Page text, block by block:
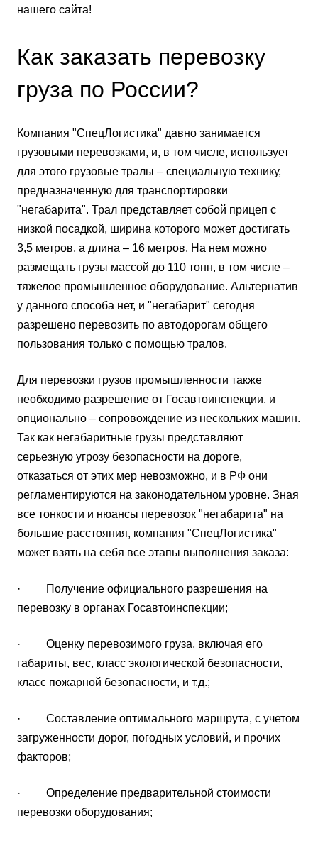
нашего сайта!
Как заказать перевозку
груза по России?
Компания "СпецЛогистика" давно занимается
грузовыми перевозками, и, в том числе, использует
для этого грузовые тралы – специальную технику,
предназначенную для транспортировки
"негабарита". Трал представляет собой прицеп с
низкой посадкой, ширина которого может достигать
3,5 метров, а длина – 16 метров. На нем можно
размещать грузы массой до 110 тонн, в том числе –
тяжелое промышленное оборудование. Альтернатив
у данного способа нет, и "негабарит" сегодня
разрешено перевозить по автодорогам общего
пользования только с помощью тралов.
Для перевозки грузов промышленности также
необходимо разрешение от Госавтоинспекции, и
опционально – сопровождение из нескольких машин.
Так как негабаритные грузы представляют
серьезную угрозу безопасности на дороге,
отказаться от этих мер невозможно, и в РФ они
регламентируются на законодательном уровне. Зная
все тонкости и нюансы перевозок "негабарита" на
большие расстояния, компания "СпецЛогистика"
может взять на себя все этапы выполнения заказа:
· Получение официального разрешения на
перевозку в органах Госавтоинспекции;
· Оценку перевозимого груза, включая его
габариты, вес, класс экологической безопасности,
класс пожарной безопасности, и т.д.;
· Составление оптимального маршрута, с учетом
загруженности дорог, погодных условий, и прочих
факторов;
· Определение предварительной стоимости
перевозки оборудования;